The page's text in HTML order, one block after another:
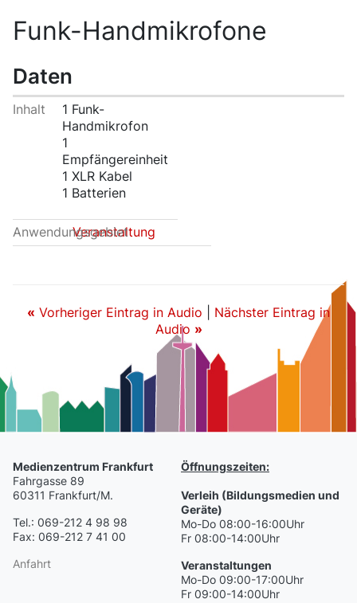
Funk-Handmikrofone
Daten
Inhalt
1 Funk-
Handmikrofon
1
Empfängereinheit
1 XLR Kabel
1 Batterien
Anwendungsgebiet
Veranstaltung
« Vorheriger Eintrag in Audio
Nächster Eintrag in
Audio »
Medienzentrum Frankfurt
Fahrgasse 89
60311 Frankfurt/M.
Tel.: 069-212 4 98 98
Fax: 069-212 7 41 00
Anfahrt
Öffnungszeiten:
Verleih (Bildungsmedien und
Geräte)
Mo-Do 08:00-16:00Uhr
Fr 08:00-14:00Uhr
Veranstaltungen
Mo-Do 09:00-17:00Uhr
Fr 09:00-14:00Uhr